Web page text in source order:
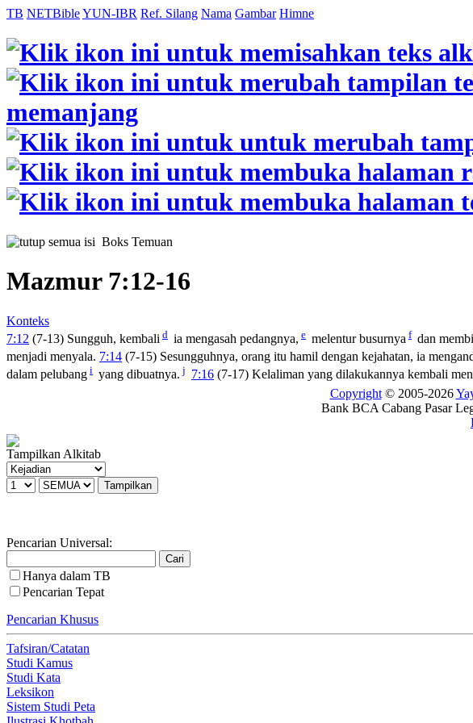
TB NETBibleYUN-IBR Ref. Silang Nama Gambar Himne
Boks Temuan
Mazmur 7:12-16
Konteks
7:12 (7-13) Sungguh, kembali d ia mengasah pedangnya, e melentur busurnya f dan
menjadi menyala. 7:14 (7-15) Sesungguhnya, orang itu hamil dengan kejahatan, ia
dalam pelubang i yang dibuatnya. j 7:16 (7-17) Kelaliman yang dilakukannya kembali
Copyright© 2005-2026
Bank BCA Cabang Pasar
Tampilkan Alkitab
Pencarian Universal:
Hanya dalam TB
Pencarian Tepat
Pencarian Khusus
Tafsiran/Catatan
Studi Kamus
Studi Kata
Leksikon
Sistem Studi Peta